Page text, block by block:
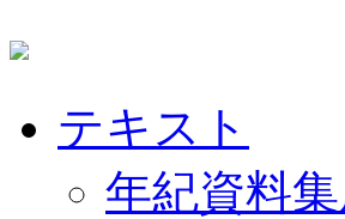
テキスト
年紀資料